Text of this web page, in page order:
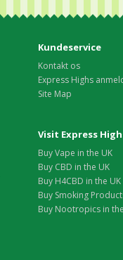
Kundeservice
Kontakt os
Express Highs
Site Map
Visit Express
Buy Vape in the UK
Buy CBD in the UK
Buy H4CBD in the UK
Buy Smoking
Buy Nootropics in